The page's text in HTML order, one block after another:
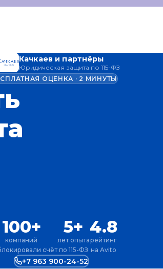
Качкаев и партнёры
Юридическая защита по 115-ФЗ
ОЦЕНКА · 2 МИНУТЫ
100+
компаний
счёт
5+
лет опыта
по 115-ФЗ
4.8
рейтинг
на Avito
+7 963 900-24-52